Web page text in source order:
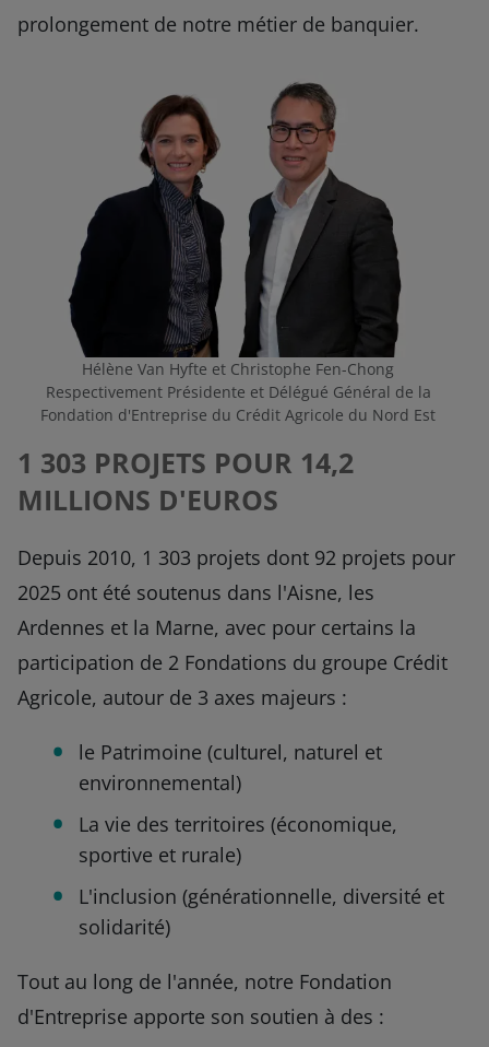
prolongement de notre métier de banquier.
Hélène Van Hyfte et Christophe Fen-Chong
Respectivement Présidente et Délégué Général de la
Fondation d'Entreprise du Crédit Agricole du Nord Est
1 303 PROJETS POUR 14,2
MILLIONS D'EUROS
Depuis 2010, 1 303 projets dont 92 projets pour
2025 ont été soutenus dans l'Aisne, les
Ardennes et la Marne, avec pour certains la
participation de 2 Fondations du groupe Crédit
Agricole, autour de 3 axes majeurs :
le Patrimoine (culturel, naturel et
environnemental)
La vie des territoires (économique,
sportive et rurale)
L'inclusion (générationnelle, diversité et
solidarité)
Tout au long de l'année, notre Fondation
d'Entreprise apporte son soutien à des :